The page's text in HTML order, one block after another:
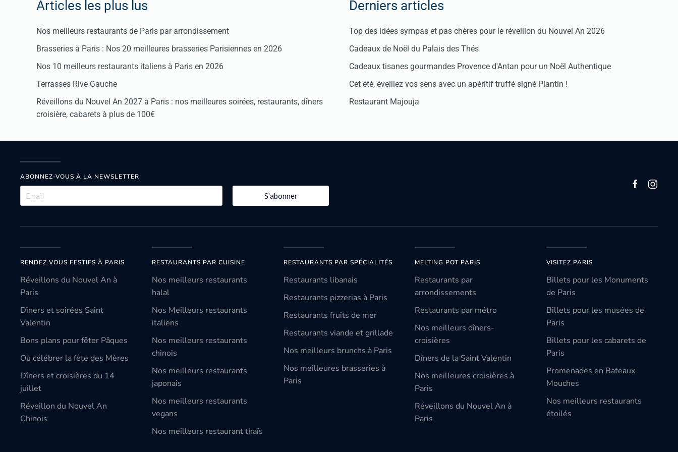
Articles les plus lus
Nos meilleurs restaurants de Paris par arrondissement
Brasseries à Paris : Nos 20 meilleures brasseries Parisiennes en 2026
Nos 10 meilleurs restaurants italiens à Paris en 2026
Terrasses Rive Gauche
Réveillons du Nouvel An 2027 à Paris : nos meilleures soirées, restaurants, dîners
croisière, cabarets à plus de 100€
Derniers articles
Top des idées sympas et pas chères pour le réveillon du Nouvel An 2026
Cadeaux de Noël du Palais des Thés
Cadeaux tisanes gourmandes Provence d'Antan pour un Noël Authentique
Cet été, éveillez vos sens avec un apéritif truffé signé Plantin !
Restaurant Majouja
ABONNEZ-VOUS À LA NEWSLETTER
S'abonner
RENDEZ VOUS FESTIFS À PARIS
Réveillons du Nouvel An à
Paris
Dîners et soirées Saint
Valentin
Bons plans pour fêter Pâques
Où célébrer la fête des Mères
Dîners et croisières du 14
juillet
Réveillon du Nouvel An
Chinois
RESTAURANTS PAR CUISINE
Nos meilleurs restaurants
halal
Nos Meilleurs restaurants
italiens
Nos meilleurs restaurants
chinois
Nos meilleurs restaurants
japonais
Nos meilleurs restaurants
vegans
Nos meilleurs restaurant thaïs
RESTAURANTS PAR SPÉCIALITÉS
Restaurants libanais
Restaurants pizzerias à Paris
Restaurants fruits de mer
Restaurants viande et grillade
Nos meilleurs brunchs à Paris
Nos meilleures brasseries à
Paris
MELTING POT PARIS
Restaurants par
arrondissements
Restaurants par métro
Nos meilleurs dîners-
croisières
Dîners de la Saint Valentin
Nos meilleures croisières à
Paris
Réveillons du Nouvel An à
Paris
VISITEZ PARIS
Billets pour les Monuments
de Paris
Billets pour les musées de
Paris
Billets pour les cabarets de
Paris
Promenades en Bateaux
Mouches
Nos meilleurs restaurants
étoilés